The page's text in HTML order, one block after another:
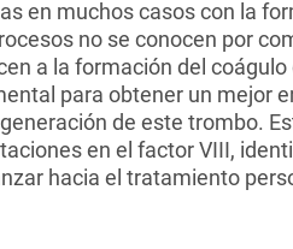
en muchos casos con la
no se conocen por
a la formación del coágulo
para obtener un mejor
de este trombo.
en el factor VIII,
hacia el tratamiento